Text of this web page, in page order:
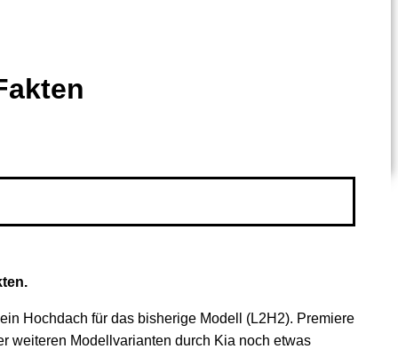
Hochdach für das bisherige Modell (L2H2). Premiere
weiteren Modellvarianten durch Kia noch etwas